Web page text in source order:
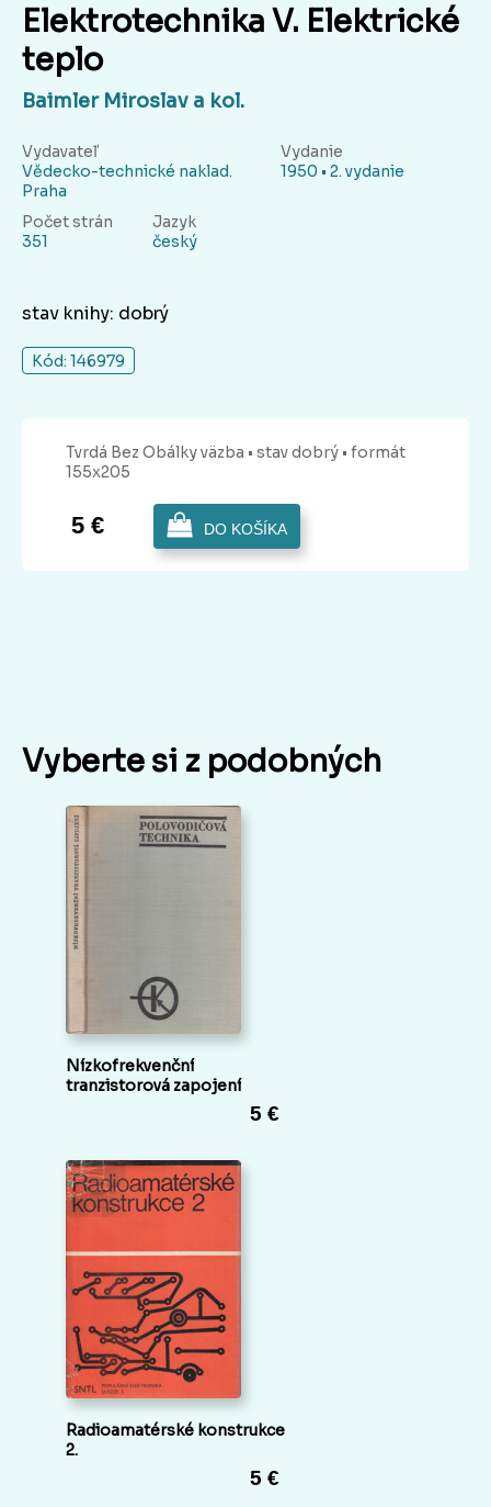
Elektrotechnika V. Elektrické
teplo
Baimler Miroslav a kol.
Vydavateľ
Vědecko-technické naklad.
Praha
Vydanie
1950 • 2. vydanie
Počet strán
351
Jazyk
český
stav knihy: dobrý
Kód: 146979
Tvrdá Bez Obálkyväzba • stav dobrý • formát
155x205
5 € DO KOŠÍKA
Vyberte si z podobných
Nízkofrekvenční
tranzistorová zapojení
5 €
Radioamatérské konstrukce
2.
5 €